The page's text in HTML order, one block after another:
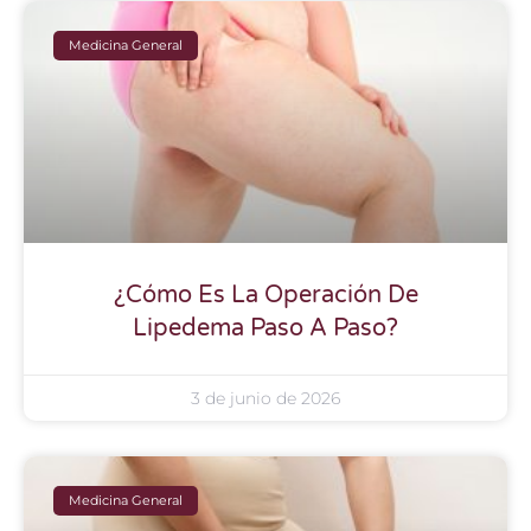
Medicina General
¿Cómo Es La Operación De
Lipedema Paso A Paso?
3 de junio de 2026
Medicina General